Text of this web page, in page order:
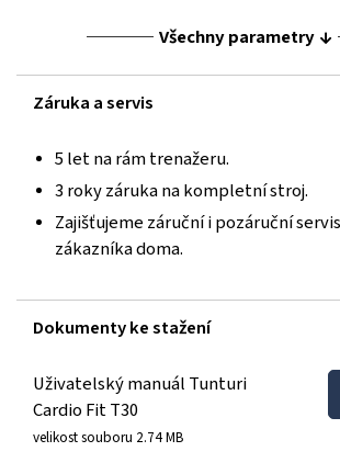
Všechny parametry
Záruka a servis
5 let na rám trenažeru.
3 roky záruka na kompletní stroj.
Zajišťujeme záruční i pozáruční
zákazníka doma.
Dokumenty ke stažení
Uživatelský manuál Tunturi
Cardio Fit T30
velikost souboru 2.74 MB